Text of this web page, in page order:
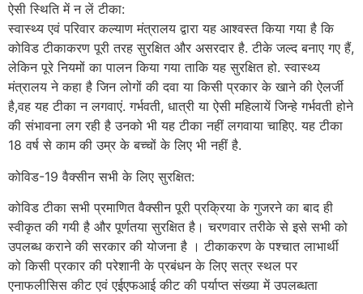
ऐसी स्थिति में न लें टीका:
स्वास्थ्य एवं परिवार कल्याण मंत्रालय द्वारा यह आश्वस्त किया गया है कि
कोविड टीकाकरण पूरी तरह सुरक्षित और असरदार है. टीके जल्द बनाए गए हैं,
लेकिन पूरे नियमों का पालन किया गया ताकि यह सुरक्षित हो. स्वास्थ्य
मंत्रालय ने कहा है जिन लोगों की दवा या किसी प्रकार के खाने की ऐलर्जी
है,वह यह टीका न लगवाएं. गर्भवती, धात्री या ऐसी महिलायें जिन्हे गर्भवती होने
की संभावना लग रही है उनको भी यह टीका नहीं लगवाया चाहिए. यह टीका
18 वर्ष से काम की उम्र के बच्चों के लिए भी नहीं है.
कोविड-19 वैक्सीन सभी के लिए सुरक्षित:
कोविड टीका सभी प्रमाणित वैक्सीन पूरी प्रक्रिया के गुजरने का बाद ही
स्वीकृत की गयी है और पूर्णतया सुरक्षित है। चरणवार तरीके से इसे सभी को
उपलब्ध कराने की सरकार की योजना है । टीकाकरण के पश्चात लाभार्थी
को किसी प्रकार की परेशानी के प्रबंधन के लिए सत्र स्थल पर
एनाफलीसिस कीट एवं एईएफआई कीट की पर्याप्त संख्या में उपलब्धता